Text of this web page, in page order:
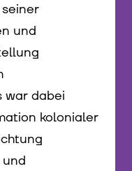
und
war dabei
kolonialer